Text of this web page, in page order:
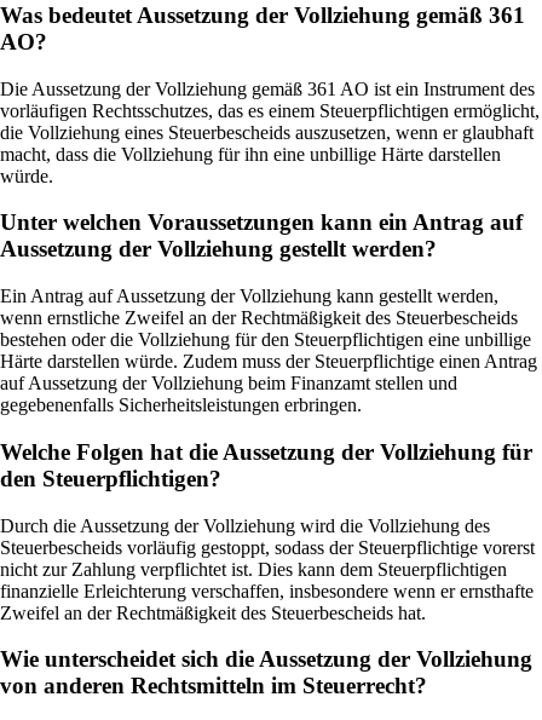
Was bedeutet Aussetzung der Vollziehung gemäß 361
AO?
Die Aussetzung der Vollziehung gemäß 361 AO ist ein Instrument des
vorläufigen Rechtsschutzes, das es einem Steuerpflichtigen ermöglicht,
die Vollziehung eines Steuerbescheids auszusetzen, wenn er glaubhaft
macht, dass die Vollziehung für ihn eine unbillige Härte darstellen
würde.
Unter welchen Voraussetzungen kann ein Antrag auf
Aussetzung der Vollziehung gestellt werden?
Ein Antrag auf Aussetzung der Vollziehung kann gestellt werden,
wenn ernstliche Zweifel an der Rechtmäßigkeit des Steuerbescheids
bestehen oder die Vollziehung für den Steuerpflichtigen eine unbillige
Härte darstellen würde. Zudem muss der Steuerpflichtige einen Antrag
auf Aussetzung der Vollziehung beim Finanzamt stellen und
gegebenenfalls Sicherheitsleistungen erbringen.
Welche Folgen hat die Aussetzung der Vollziehung für
den Steuerpflichtigen?
Durch die Aussetzung der Vollziehung wird die Vollziehung des
Steuerbescheids vorläufig gestoppt, sodass der Steuerpflichtige vorerst
nicht zur Zahlung verpflichtet ist. Dies kann dem Steuerpflichtigen
finanzielle Erleichterung verschaffen, insbesondere wenn er ernsthafte
Zweifel an der Rechtmäßigkeit des Steuerbescheids hat.
Wie unterscheidet sich die Aussetzung der Vollziehung
von anderen Rechtsmitteln im Steuerrecht?